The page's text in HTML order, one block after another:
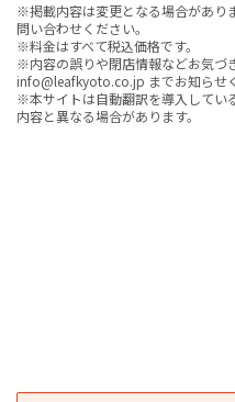
※掲載内容は変更となる場合があり
問い合わせください。
※料金はすべて税込価格です。
※内容の誤りや閉店情報などお気づ
info@leafkyoto.co.jp までお知らせ
※本サイトは自動翻訳を導入してい
内容と異なる場合があります。